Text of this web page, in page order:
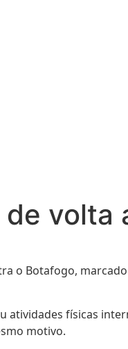
volta
o Botafogo,
físicas
motivo.